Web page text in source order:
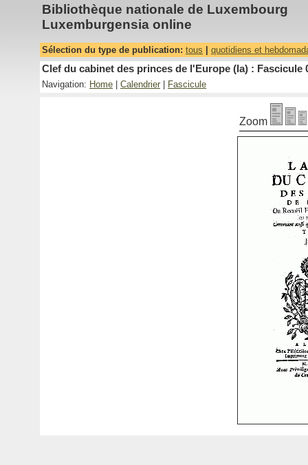
Bibliothèque nationale de Luxembourg
Luxemburgensia online
Sélection du type de publication: tous quotidiens et
Clef du cabinet des princes de l'Europe (la) : Fascicule
Navigation: Home Calendrier Fascicule
Zoom